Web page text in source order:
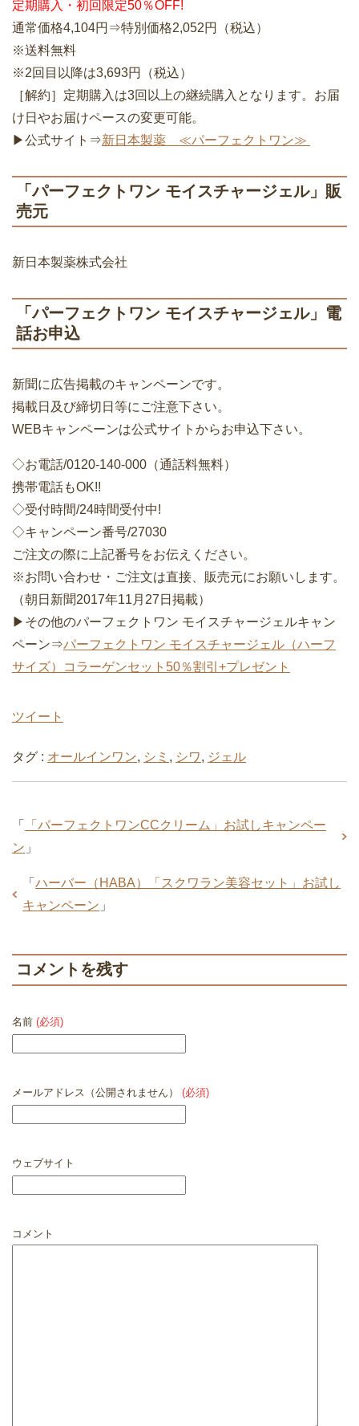
売元
新日本製薬株式会社
「パーフェクトワン モイスチャージェル」電
話お申込
新聞に広告掲載のキャンペーンです。
掲載日及び締切日等にご注意下さい。
WEBキャンペーンは公式サイトからお申込下さい。
◇お電話/0120-140-000（通話料無料）
◇受付時間/24時間受付中!
◇キャンペーン番号/27030
ご注文の際に上記番号をお伝えください。
※お問い合わせ・ご注文は直接、販売元にお願いします。
（朝日新聞2017年11月27日掲載）
▶その他のパーフェクトワン モイスチャージェルキャン
サイズ）コラーゲンセット50％割引+プレゼント
ツイート
タグ :オールインワン,シミ,シワ ,ジェル
「 「パーフェクトワンCCクリーム」お試しキャンペー
ン」
コメントを残す
名前(必須)
メールアドレス（公開されません）(必須)
ウェブサイト
コメント